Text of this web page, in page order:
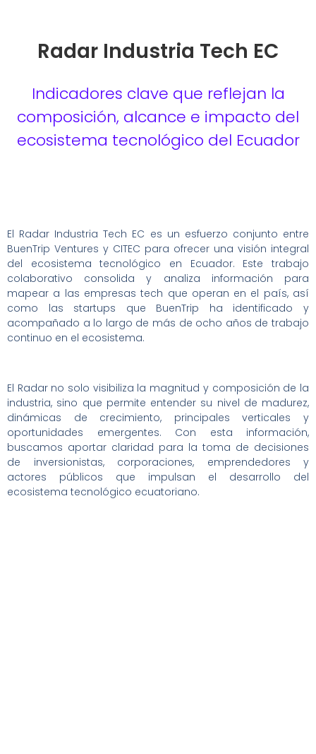
Radar Industria Tech EC
Indicadores clave que reflejan la
composición, alcance e impacto del
ecosistema tecnológico del Ecuador
El Radar Industria Tech EC es un esfuerzo conjunto entre
BuenTrip Ventures y CITEC para ofrecer una visión integral
del ecosistema tecnológico en Ecuador. Este trabajo
colaborativo consolida y analiza información para
mapear a las empresas tech que operan en el país, así
como las startups que BuenTrip ha identificado y
acompañado a lo largo de más de ocho años de trabajo
continuo en el ecosistema.
El Radar no solo visibiliza la magnitud y composición de la
industria, sino que permite entender su nivel de madurez,
dinámicas de crecimiento, principales verticales y
oportunidades emergentes. Con esta información,
buscamos aportar claridad para la toma de decisiones
de inversionistas, corporaciones, emprendedores y
actores públicos que impulsan el desarrollo del
ecosistema tecnológico ecuatoriano.